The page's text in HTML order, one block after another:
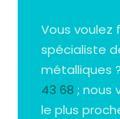
Vous voulez
spécialiste
métalliques
43 68 ; nous
le plus